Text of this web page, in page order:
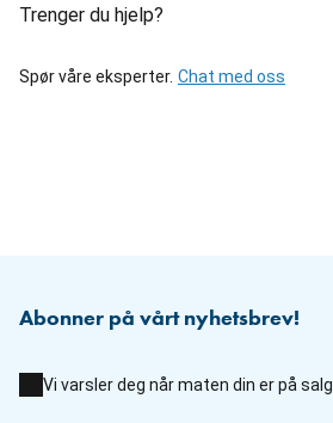
Trenger du hjelp?
Spør våre eksperter. Chat med oss
Abonner på vårt nyhetsbrev!
Vi varsler deg når maten din er på salg